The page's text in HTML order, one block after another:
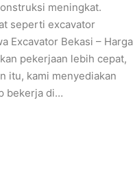
meningkat.
seperti excavator
Excavator Bekasi – Harga
pekerjaan lebih cepat,
itu, kami menyediakan
bekerja di…